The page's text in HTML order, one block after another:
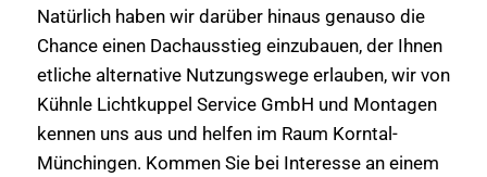
Natürlich haben wir darüber hinaus genauso die
Chance einen Dachausstieg einzubauen, der Ihnen
etliche alternative Nutzungswege erlauben, wir von
Kühnle Lichtkuppel Service GmbH und Montagen
kennen uns aus und helfen im Raum Korntal-
Münchingen. Kommen Sie bei Interesse an einem